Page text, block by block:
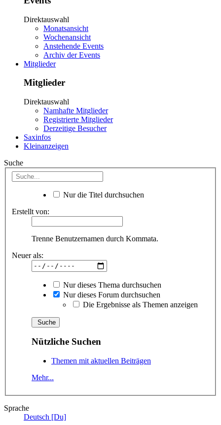
Direktauswahl
Monatsansicht
Wochenansicht
Anstehende Events
Archiv der Events
Mitglieder
Mitglieder
Direktauswahl
Namhafte Mitglieder
Registrierte Mitglieder
Derzeitige Besucher
Saxinfos
Kleinanzeigen
Suche
Nur die Titel durchsuchen
Erstellt von:
Trenne Benutzernamen durch Kommata.
Neuer als:
Nur dieses Thema durchsuchen
Nur dieses Forum durchsuchen
Die Ergebnisse als Themen anzeigen
Nützliche Suchen
Themen mit aktuellen Beiträgen
Mehr...
Sprache
Deutsch [Du]